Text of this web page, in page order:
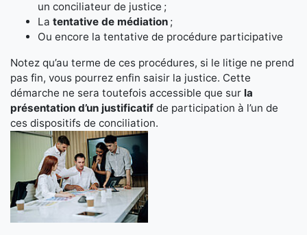
un conciliateur de justice ;
La tentative de médiation ;
Ou encore la tentative de procédure participative
Notez qu’au terme de ces procédures, si le litige ne prend
pas fin, vous pourrez enfin saisir la justice. Cette
démarche ne sera toutefois accessible que sur la
présentation d’un justificatif de participation à l’un de
ces dispositifs de conciliation.